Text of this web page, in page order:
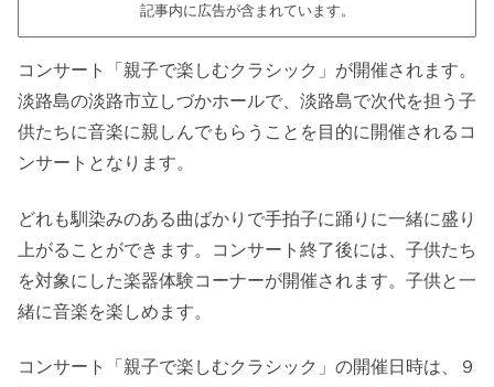
記事内に広告が含まれています。
コンサート「親子で楽しむクラシック」が開催されます。
淡路島の淡路市立しづかホールで、淡路島で次代を担う子
供たちに音楽に親しんでもらうことを目的に開催されるコ
ンサートとなります。
どれも馴染みのある曲ばかりで手拍子に踊りに一緒に盛り
上がることができます。コンサート終了後には、子供たち
を対象にした楽器体験コーナーが開催されます。子供と一
緒に音楽を楽しめます。
コンサート「親子で楽しむクラシック」の開催日時は、９